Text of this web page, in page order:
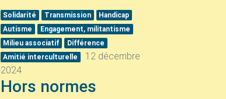
Solidarité Transmission
Handicap
Autisme
Engagement, militantisme
Milieu associatif
Différence
Amitié interculturelle
12 décembre
2024
Hors normes